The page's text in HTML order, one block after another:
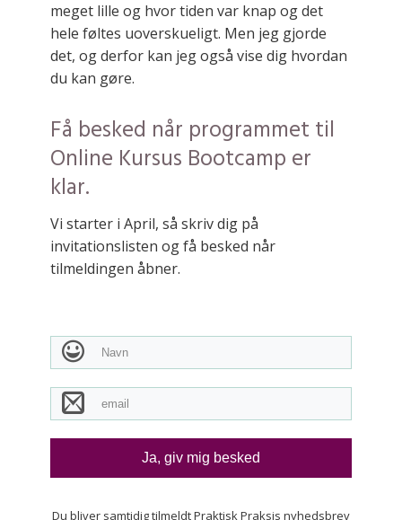
meget lille og hvor tiden var knap og det
hele føltes uoverskueligt. Men jeg gjorde
det, og derfor kan jeg også vise dig hvordan
du kan gøre.
Få besked når programmet til
Online Kursus Bootcamp er
klar.
Vi starter i April, så skriv dig på
invitationslisten og få besked når
tilmeldingen åbner.
Ja, giv mig besked
Du bliver samtidig tilmeldt Praktisk Praksis nyhedsbrev